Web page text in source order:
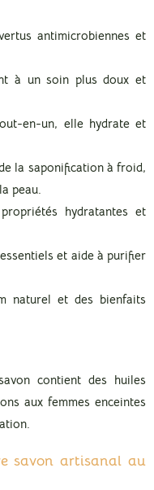
antimicrobiennes et
à un soin plus doux et
en-un, elle hydrate et
la saponification à froid,
peau.
hydratantes et
et aide à purifier
naturel et des bienfaits
contient des huiles
aux femmes enceintes
savon artisanal au